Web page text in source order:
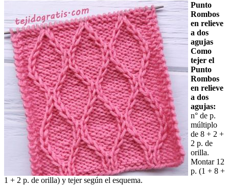
Punto
Rombos
en relieve
a dos
agujas
Como
tejer el
Punto
Rombos
en relieve
a dos
agujas:
n° de p.
múltiplo
de 8 + 2 +
2 p. de
orilla.
Montar 12
p. (1 + 8 +
1 + 2 p. de orilla) y tejer según el esquema.